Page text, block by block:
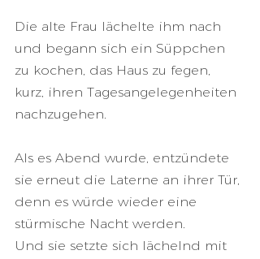
Die alte Frau lächelte ihm nach
und begann sich ein Süppchen
zu kochen, das Haus zu fegen,
kurz, ihren Tagesangelegenheiten
nachzugehen.
Als es Abend wurde, entzündete
sie erneut die Laterne an ihrer Tür,
denn es würde wieder eine
stürmische Nacht werden.
Und sie setzte sich lächelnd mit